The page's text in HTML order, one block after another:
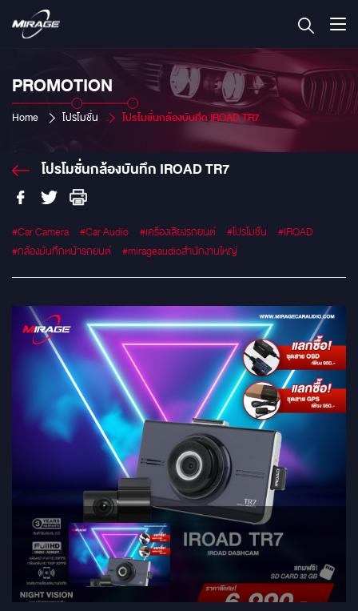
PROMOTION
Home โปรโมชั่น โปรโมชั่นกล้องบันทึก IROAD TR7
โปรโมชั่นกล้องบันทึก IROAD TR7
#Car Camera #Car Audio #เครื่องเสียงรถยนต์ #โปรโมชั่น
#IROAD
#กล้องบันทึกหน้ารถยนต์
#mirageaudioสำนักงานใหญ่